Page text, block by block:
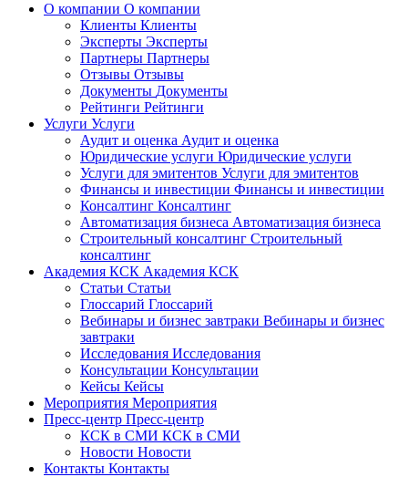
О компании О компании
Клиенты Клиенты
Эксперты Эксперты
Партнеры Партнеры
Отзывы Отзывы
Документы Документы
Рейтинги Рейтинги
Услуги Услуги
Аудит и оценка Аудит и оценка
Юридические услуги Юридические услуги
Услуги для эмитентов Услуги для эмитентов
Финансы и инвестиции Финансы и инвестиции
Консалтинг Консалтинг
Автоматизация бизнеса Автоматизация бизнеса
Строительный консалтинг Строительный
консалтинг
Академия КСК Академия КСК
Статьи Статьи
Глоссарий Глоссарий
Вебинары и бизнес завтраки Вебинары и бизнес
завтраки
Исследования Исследования
Консультации Консультации
Кейсы Кейсы
Мероприятия Мероприятия
Пресс-центр Пресс-центр
КСК в СМИ КСК в СМИ
Новости Новости
Контакты Контакты